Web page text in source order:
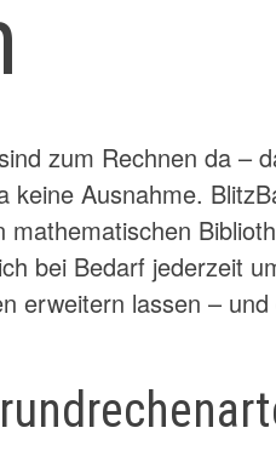
zum Rechnen da –
keine Ausnahme.
mathematischen
bei Bedarf jederzeit
erweitern lassen –